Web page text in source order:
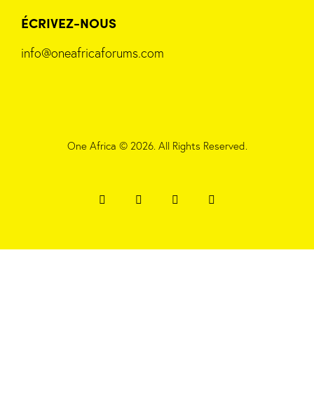
ÉCRIVEZ-NOUS
info@oneafricaforums.com
One Africa © 2026. All Rights Reserved.